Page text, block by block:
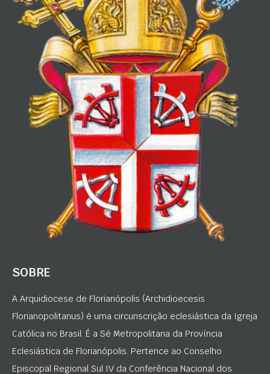
SOBRE
A Arquidiocese de Florianópolis (Archidioecesis
Florianopolitanus) é uma circunscrição eclesiástica da Igreja
Católica no Brasil. É a Sé Metropolitana da Província
Eclesiástica de Florianópolis. Pertence ao Conselho
Episcopal Regional Sul IV da Conferência Nacional dos